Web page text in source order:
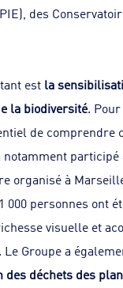
des
est la
la biodiversité.
de comprendre
notamment participé
organisé à
000 personnes ont
visuelle et
Groupe a
des déchets des